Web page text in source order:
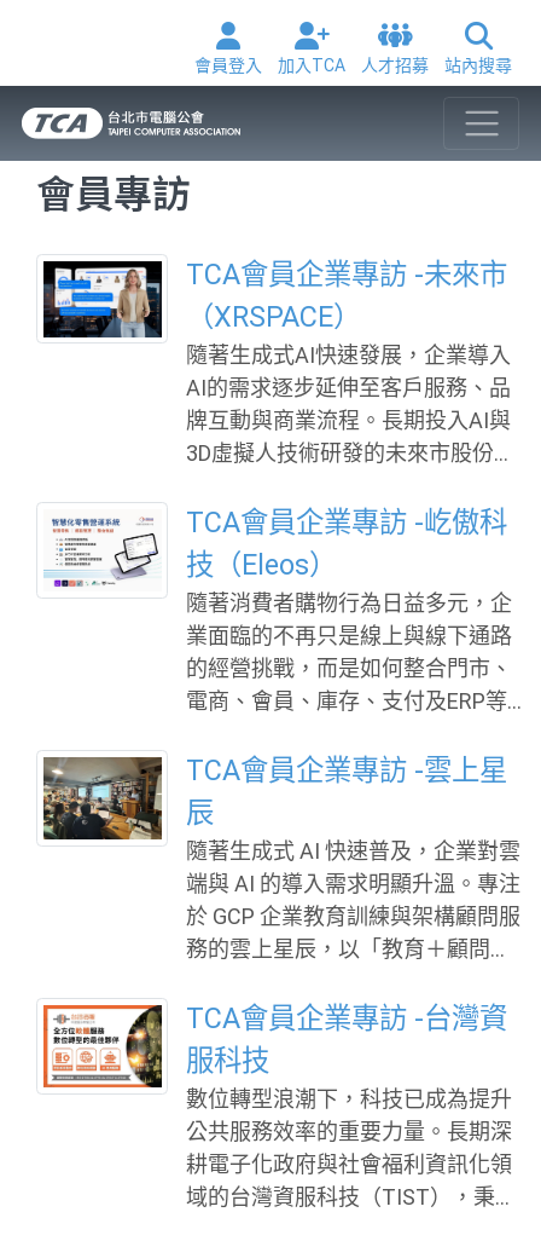
會員登入 加入TCA 人才招募 站內搜尋
會員專訪
TCA會員企業專訪 -未來市
（XRSPACE）
隨著生成式AI快速發展，企業導入
AI的需求逐步延伸至客戶服務、品
牌互動與商業流程。長期投入AI與
3D虛擬人技術研發的未來市股份有
Avatar、社群互動與虛擬場景技術
出發，進一步結合生成式AI，推出
企業級AI Avatar平台Perxona，透
過智慧對話引擎、企業知識整合與
無程式碼編輯工具，協助企業快速
建立符合自身需求的AI互動服務。
XRSPACE表示，與傳統文字型聊天
不只是「回答問題」，而是讓AI具
備外貌、聲音、個性、知識與互動
能力，成為企業與使用者之間全新
的數位服務入口。企業可依品牌定
位與服務需求，打造專屬AI Brand
Ambassador、AI Sales Assistant
上客服、智慧導覽、教育訓練、觀
光旅遊、展場接待及
TCA會員企業專訪 -屹傲科
技（Eleos）
隨著消費者購物行為日益多元，企
業面臨的不再只是線上與線下通路
的經營挑戰，而是如何整合門市、
電商、會員、庫存、支付及ERP等
驗。深耕亞洲零售科技逾20年的屹
傲科技（Eleos），以「Unified Co
mmerce Platform（全通路新零售
管理解決方案）」為核心理念，致
力協助企業打破資訊孤島，建構完
整的數位營運平台，並攜手更多合
作夥伴，共同推動智慧零售發展。
加坡、馬來西亞、菲律賓、台灣、
中國及斯里蘭卡皆設有營運據點，
累積完成超過1000個零售專案，服
務涵蓋零售、精品、百貨、電子、
餐飲及旅宿等產業。多年來，公司
不僅提供系統建置，更希望成為企
TCA會員企業專訪 -雲上星
辰
隨著生成式 AI 快速普及，企業對雲
端與 AI 的導入需求明顯升溫。專注
於 GCP 企業教育訓練與架構顧問服
務的雲上星辰，以「教育＋顧問」
架構、優化成本及培育雲端人才，
提供企業內訓等服務，協助企業建
立可長可久的雲端能力，是企業數
位轉型與 AI 落地的重要夥伴。 企
業最大的問題通常不是「要不要上
雲」，而是「如何用對的方法上
雲」。擁有十餘年 GCP 架構師實戰
TCA會員企業專訪 -台灣資
服科技
數位轉型浪潮下，科技已成為提升
公共服務效率的重要力量。長期深
耕電子化政府與社會福利資訊化領
域的台灣資服科技（TIST），秉持